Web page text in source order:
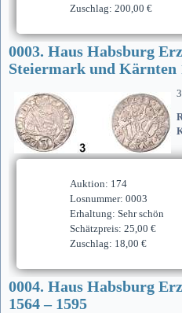
Zuschlag: 200,00 €
0003. Haus Habsburg
Steiermark und Kärnten
Auktion: 174
Losnummer: 0003
Erhaltung: Sehr schön
Schätzpreis: 25,00 €
Zuschlag: 18,00 €
0004. Haus Habsburg
1564 – 1595